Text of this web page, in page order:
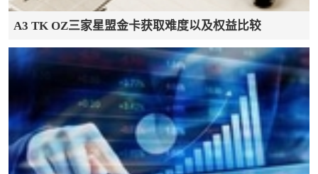
服“优管家”进行退改。大家需要注意客服工作时间
的调整哦，目前每天是9:00到18:00。
昨天，IHG又成为第一个宣布延期一年会籍的国际
酒店集团，像是给常旅客会员们吃了一颗定心丸，
其他酒店势必陆续也会跟上发布延保政策或者优惠
保级政策。（IHG
延保政策详情请戳https://www.ihg.com.cn/content/c
A3 TK OZ三家星盟金卡获取难度以及权益比较